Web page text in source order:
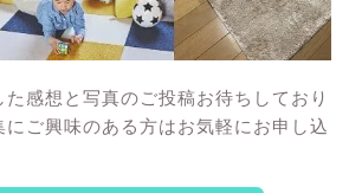
感想と写真のご投稿お待ちしており
にご興味のある方はお気軽にお申し込